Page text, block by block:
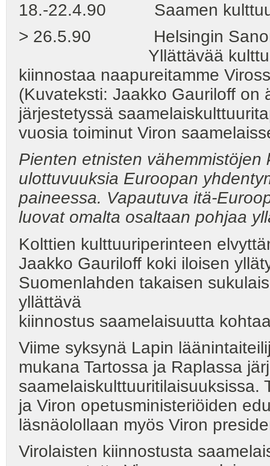
18.-22.4.90 Saamen
> 26.5.90 Helsingin
Yllättävää kulttuurien
kiinnostaa naapureitamme
(Kuvateksti: Jaakko Gauriloff on
järjestetyssä
vuosia toiminut Viron
Pienten etnisten
ulottuvuuksia Euroopan
paineessa. Vapautuva itä-
luovat omalta osaltaan pohjaa
Kolttien kulttuuriperinteen
Jaakko Gauriloff koki iloisen
Suomenlahden takaisen
yllättävä
kiinnostus saamelaisuutta
Viime syksynä Lapin
mukana Tartossa ja Raplassa
saamelaiskulttuuritilaisuuksissa.
ja Viron opetusministeriöiden
läsnäolollaan myös Viron
Virolaisten kiinnostusta